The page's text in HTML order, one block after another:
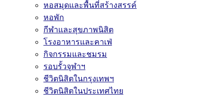
หอสมุดและพื้นที่สร้างสรรค์
หอพัก
กีฬาและสุขภาพนิสิต
โรงอาหารและคาเฟ่
กิจกรรมและชมรม
รอบรั้วจุฬาฯ
ชีวิตนิสิตในกรุงเทพฯ
ชีวิตนิสิตในประเทศไทย